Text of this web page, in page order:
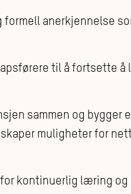
anerkjennelse
til å fortsette å
sammen og bygger
muligheter for
kontinuerlig læring